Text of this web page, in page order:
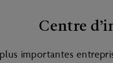
Centre
importantes